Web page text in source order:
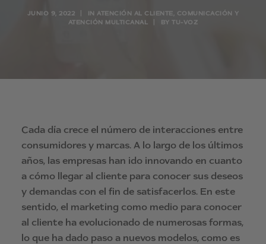
JUNIO 9, 2022 IN ATENCIÓN AL CLIENTE, COMUNICACIÓN Y
ATENCIÓN MULTICANAL
BYTU-VOZ
Cada día crece el número de interacciones entre
consumidores y marcas. A lo largo de los últimos
años, las empresas han ido innovando en cuanto
a cómo llegar al cliente para conocer sus deseos
y demandas con el fin de satisfacerlos. En este
sentido, el marketing como medio para conocer
al cliente ha evolucionado de numerosas formas,
lo que ha dado paso a nuevos modelos, como es